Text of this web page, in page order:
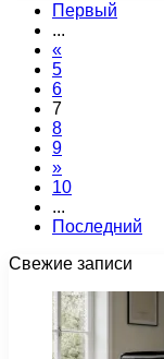
Первый
...
«
5
6
7
8
9
»
10
...
Последний
Свежие записи